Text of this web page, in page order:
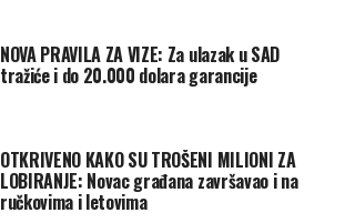
NOVA PRAVILA ZA VIZE: Za ulazak u SAD
tražiće i do 20.000 dolara garancije
OTKRIVENO KAKO SU TROŠENI MILIONI ZA
LOBIRANJE: Novac građana završavao i na
ručkovima i letovima